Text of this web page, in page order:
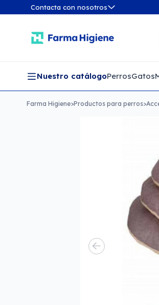
Contacta con nosotros
Nuestro catálogoPerrosGatos
Farma Higiene>Productos para perros>